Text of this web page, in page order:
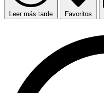
Leer más tarde Favoritos